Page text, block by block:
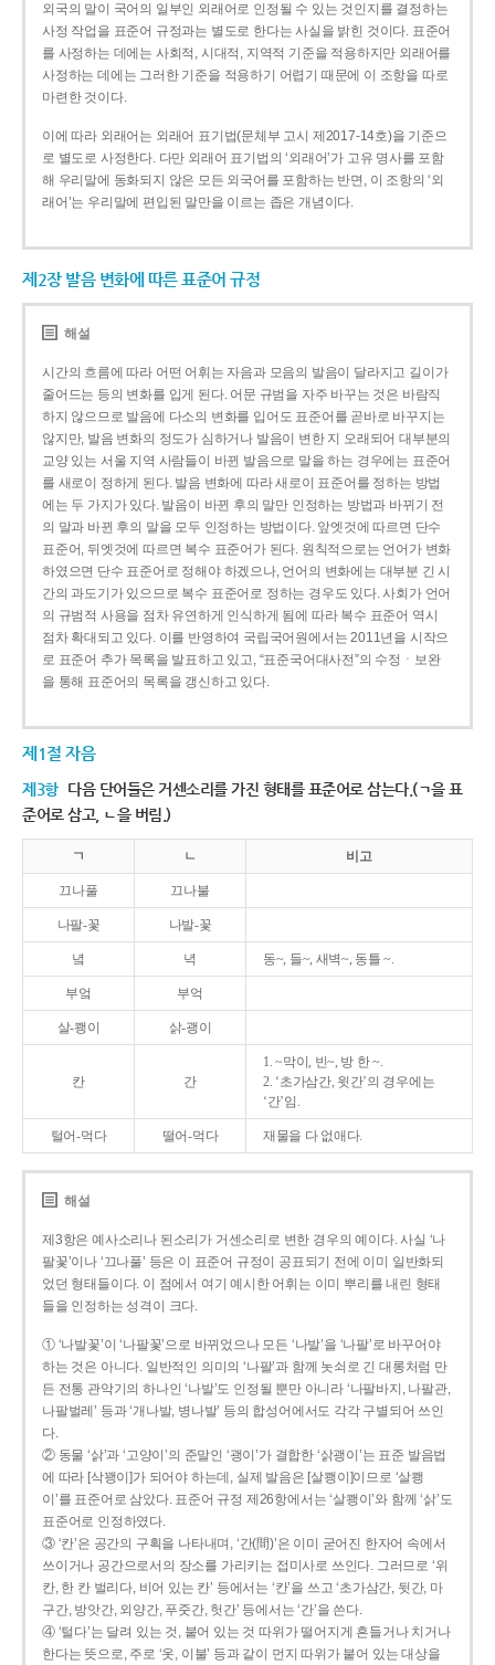
외국의 말이 국어의 일부인 외래어로 인정될 수 있는 것인지를 결정하는
사정 작업을 표준어 규정과는 별도로 한다는 사실을 밝힌 것이다. 표준어
를 사정하는 데에는 사회적, 시대적, 지역적 기준을 적용하지만 외래어를
사정하는 데에는 그러한 기준을 적용하기 어렵기 때문에 이 조항을 따로
마련한 것이다.
이에 따라 외래어는 외래어 표기법(문체부 고시 제2017-14호)을 기준으
로 별도로 사정한다. 다만 외래어 표기법의 ‘외래어’가 고유 명사를 포함
해 우리말에 동화되지 않은 모든 외국어를 포함하는 반면, 이 조항의 ‘외
래어’는 우리말에 편입된 말만을 이르는 좁은 개념이다.
제2장 발음 변화에 따른 표준어 규정
해설
시간의 흐름에 따라 어떤 어휘는 자음과 모음의 발음이 달라지고 길이가
줄어드는 등의 변화를 입게 된다. 어문 규범을 자주 바꾸는 것은 바람직
하지 않으므로 발음에 다소의 변화를 입어도 표준어를 곧바로 바꾸지는
않지만, 발음 변화의 정도가 심하거나 발음이 변한 지 오래되어 대부분의
교양 있는 서울 지역 사람들이 바뀐 발음으로 말을 하는 경우에는 표준어
를 새로이 정하게 된다. 발음 변화에 따라 새로이 표준어를 정하는 방법
에는 두 가지가 있다. 발음이 바뀐 후의 말만 인정하는 방법과 바뀌기 전
의 말과 바뀐 후의 말을 모두 인정하는 방법이다. 앞엣것에 따르면 단수
표준어, 뒤엣것에 따르면 복수 표준어가 된다. 원칙적으로는 언어가 변화
하였으면 단수 표준어로 정해야 하겠으나, 언어의 변화에는 대부분 긴 시
간의 과도기가 있으므로 복수 표준어로 정하는 경우도 있다. 사회가 언어
의 규범적 사용을 점차 유연하게 인식하게 됨에 따라 복수 표준어 역시
점차 확대되고 있다. 이를 반영하여 국립국어원에서는 2011년을 시작으
로 표준어 추가 목록을 발표하고 있고, “표준국어대사전”의 수정ㆍ보완
을 통해 표준어의 목록을 갱신하고 있다.
제1절 자음
제3항 다음 단어들은 거센소리를 가진 형태를 표준어로 삼는다.(ㄱ을 표
준어로 삼고, ㄴ을 버림.)
ㄱ ㄴ 비고
끄나풀 끄나불
나팔-꽃 나발-꽃
녘 녁 동~, 들~, 새벽~, 동틀 ~.
부엌 부억
살-쾡이 삵-괭이
칸 간
1. ~막이, 빈~, 방 한 ~.
2. ‘초가삼간, 윗간’의 경우에는
‘간’임.
털어-먹다 떨어-먹다 재물을 다 없애다.
해설
제3항은 예사소리나 된소리가 거센소리로 변한 경우의 예이다. 사실 ‘나
팔꽃’이나 ‘끄나풀’ 등은 이 표준어 규정이 공표되기 전에 이미 일반화되
었던 형태들이다. 이 점에서 여기 예시한 어휘는 이미 뿌리를 내린 형태
들을 인정하는 성격이 크다.
① ‘나발꽃’이 ‘나팔꽃’으로 바뀌었으나 모든 ‘나발’을 ‘나팔’로 바꾸어야
하는 것은 아니다. 일반적인 의미의 ‘나팔’과 함께 놋쇠로 긴 대롱처럼 만
든 전통 관악기의 하나인 ‘나발’도 인정될 뿐만 아니라 ‘나팔바지, 나팔관,
나팔벌레’ 등과 ‘개나발, 병나발’ 등의 합성어에서도 각각 구별되어 쓰인
다.
② 동물 ‘삵’과 ‘고양이’의 준말인 ‘괭이’가 결합한 ‘삵괭이’는 표준 발음법
에 따라 [삭꽹이]가 되어야 하는데, 실제 발음은 [살쾡이]이므로 ‘살쾡
이’를 표준어로 삼았다. 표준어 규정 제26항에서는 ‘살쾡이’와 함께 ‘삵’도
표준어로 인정하였다.
③ ‘칸’은 공간의 구획을 나타내며, ‘간(間)’은 이미 굳어진 한자어 속에서
쓰이거나 공간으로서의 장소를 가리키는 접미사로 쓰인다. 그러므로 ‘위
칸, 한 칸 벌리다, 비어 있는 칸’ 등에서는 ‘칸’을 쓰고 ‘초가삼간, 뒷간, 마
구간, 방앗간, 외양간, 푸줏간, 헛간’ 등에서는 ‘간’을 쓴다.
④ ‘털다’는 달려 있는 것, 붙어 있는 것 따위가 떨어지게 흔들거나 치거나
한다는 뜻으로, 주로 ‘옷, 이불’ 등과 같이 먼지 따위가 붙어 있는 대상을